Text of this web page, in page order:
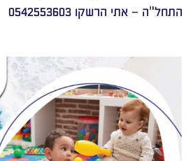
התחל"ה – אתי הרשקו 0542553603